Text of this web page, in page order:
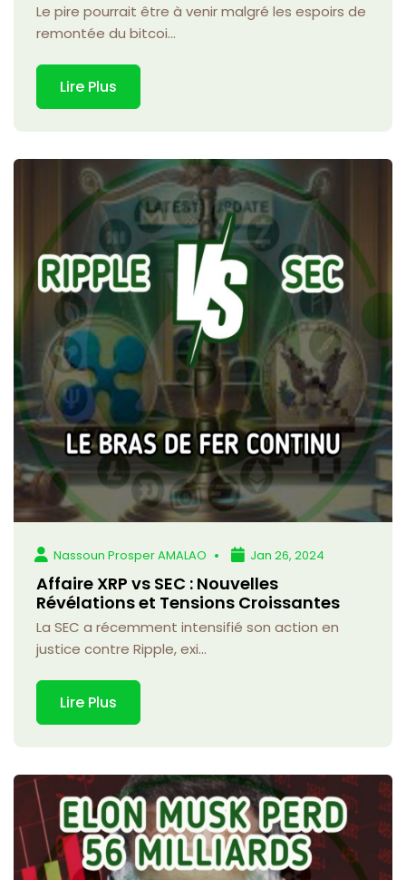
Le pire pourrait être à venir malgré les espoirs de
remontée du bitcoi...
Lire Plus
Nassoun Prosper AMALAO Jan 26, 2024
Affaire XRP vs SEC : Nouvelles
Révélations et Tensions Croissantes
La SEC a récemment intensifié son action en
justice contre Ripple, exi...
Lire Plus